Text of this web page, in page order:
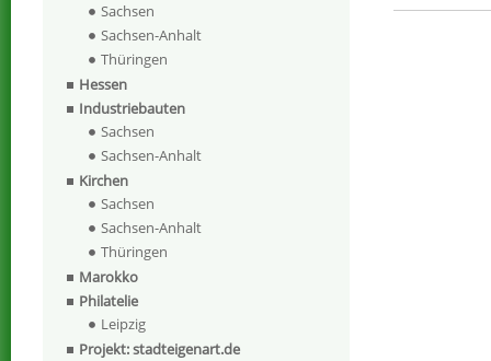
Sachsen
Sachsen-Anhalt
Thüringen
Hessen
Industriebauten
Sachsen
Sachsen-Anhalt
Kirchen
Sachsen
Sachsen-Anhalt
Thüringen
Marokko
Philatelie
Leipzig
Projekt: stadteigenart.de